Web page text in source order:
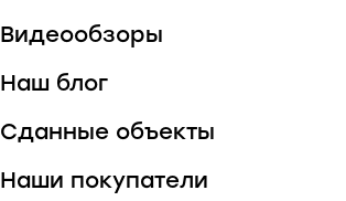
Видеообзоры
Наш блог
Сданные объекты
Наши покупатели